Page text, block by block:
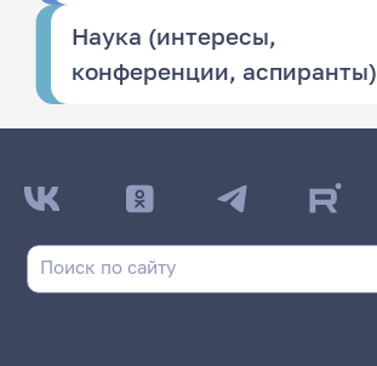
Наука (интересы,
конференции, аспиранты)